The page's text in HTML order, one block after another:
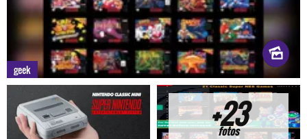
geek
+23
fotos